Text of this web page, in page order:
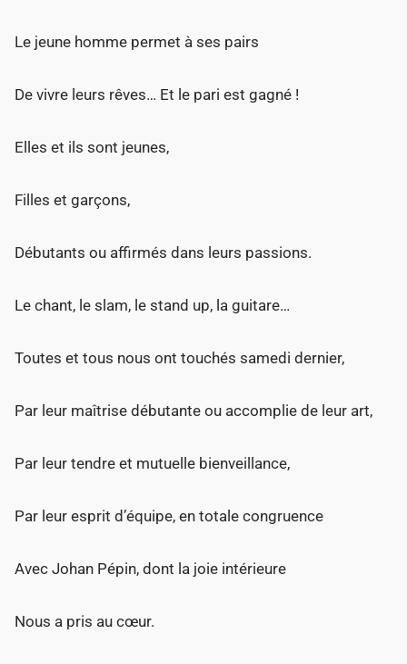
Le jeune homme permet à ses pairs
De vivre leurs rêves… Et le pari est gagné !
Elles et ils sont jeunes,
Filles et garçons,
Débutants ou affirmés dans leurs passions.
Le chant, le slam, le stand up, la guitare…
Toutes et tous nous ont touchés samedi dernier,
Par leur maîtrise débutante ou accomplie de leur art,
Par leur tendre et mutuelle bienveillance,
Par leur esprit d’équipe, en totale congruence
Avec Johan Pépin, dont la joie intérieure
Nous a pris au cœur.